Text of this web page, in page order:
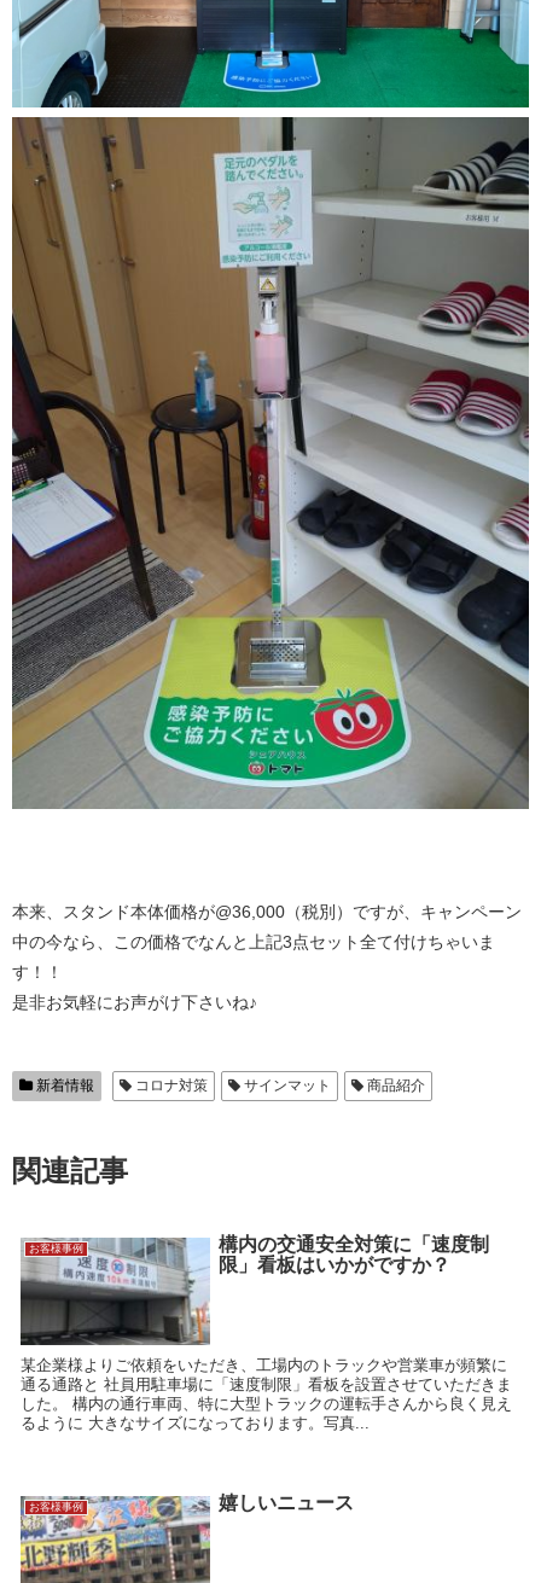
本来、スタンド本体価格が@36,000（税別）ですが、キャンペーン
中の今なら、この価格でなんと上記3点セット全て付けちゃいま
す！！
是非お気軽にお声がけ下さいね♪
新着情報 コロナ対策 サインマット 商品紹介
関連記事
お客様事例
構内の交通安全対策に「速度制
限」看板はいかがですか？
某企業様よりご依頼をいただき、工場内のトラックや営業車が頻繁に
通る通路と 社員用駐車場に「速度制限」看板を設置させていただきま
した。 構内の通行車両、特に大型トラックの運転手さんから良く見え
るように 大きなサイズになっております。写真...
お客様事例 嬉しいニュース